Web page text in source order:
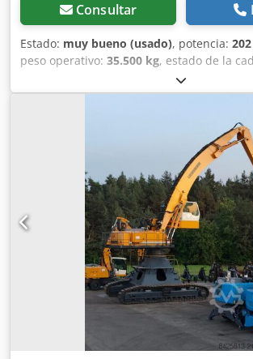
Consultar
Estado: muy bueno (usado), potencia:
peso operativo: 35.500 kg, estado de la
, horas de
Equipamiento:aire acondicionado, CASE
fabricación: 2006 Horas de
Cabina cerrada Aire acondicionado Radio
lubricación centralizado Brazo estándar
Rjkcsrf Cuchara: 3,30 m Circuito hidráulico
martillo, pinza o cizalla) Acoplamiento
cuchara – 800 mm de ancho 1 pinza –
reparación Tren de rodaje conservado en
aproximadamente un 70 % Placas de base
ancho Motor Isuzu de 202 kW Certificación
10,8 x 3 x 3,40 m Peso en condiciones de